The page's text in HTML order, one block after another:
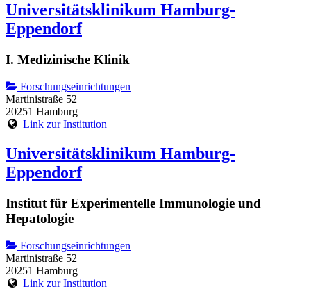
Universitätsklinikum Hamburg-
Eppendorf
I. Medizinische Klinik
Forschungseinrichtungen
Martinistraße 52
20251 Hamburg
Link zur Institution
Universitätsklinikum Hamburg-
Eppendorf
Institut für Experimentelle Immunologie und
Hepatologie
Forschungseinrichtungen
Martinistraße 52
20251 Hamburg
Link zur Institution